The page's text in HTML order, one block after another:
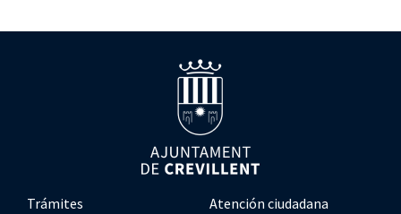
Trámites
Atención ciudadana